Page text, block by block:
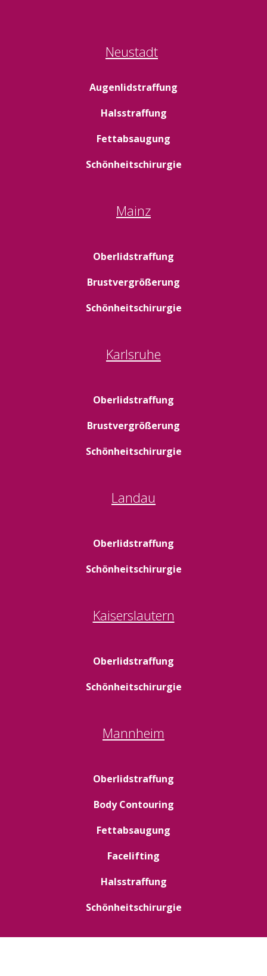
Neustadt
Augenlidstraffung
Halsstraffung
Fettabsaugung
Schönheitschirurgie
Mainz
Oberlidstraffung
Brustvergrößerung
Schönheitschirurgie
Karlsruhe
Oberlidstraffung
Brustvergrößerung
Schönheitschirurgie
Landau
Oberlidstraffung
Schönheitschirurgie
Kaiserslautern
Oberlidstraffung
Schönheitschirurgie
Mannheim
Oberlidstraffung
Body Contouring
Fettabsaugung
Facelifting
Halsstraffung
Schönheitschirurgie